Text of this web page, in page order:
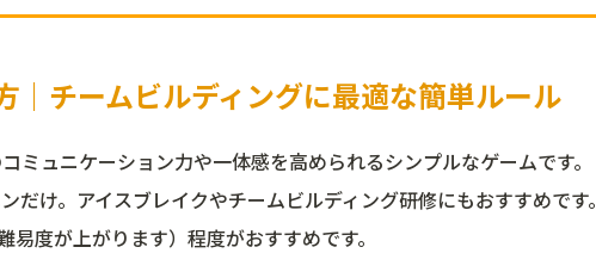
｜チームビルディングに最適な簡単ルール
ミュニケーション力や一体感を高められるシンプルなゲームです。
だけ。アイスブレイクやチームビルディング研修にもおすすめです。
度が上がります）程度がおすすめです。